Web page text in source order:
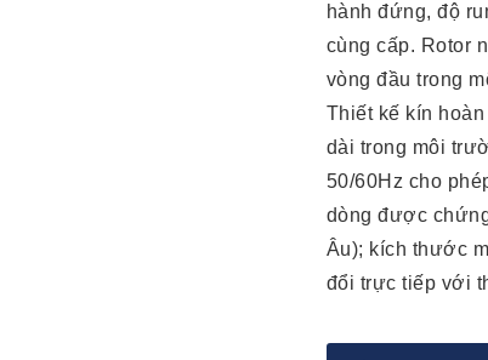
hành đứng, độ
cùng cấp. Rotor
vòng đầu trong
Thiết kế kín
dài trong môi
50/60Hz cho
dòng được
Âu); kích thước
đổi trực tiếp với